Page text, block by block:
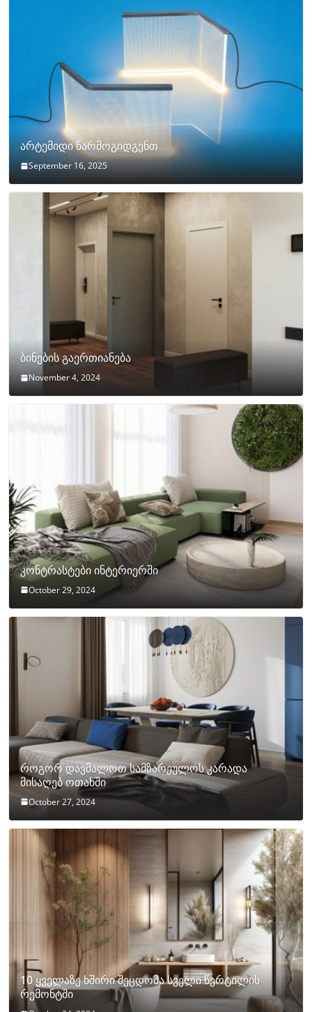
არტემიდი წარმოგიდგენთ
September 16, 2025
ბინების გაერთიანება
November 4, 2024
კონტრასტები ინტერიერში
October 29, 2024
როგორ დავმალოთ სამზარეულოს კარადა
მისაღებ ოთახში
October 27, 2024
10 ყველაზე ხშირი შეცდომა სველი წერტილის
რემონტში